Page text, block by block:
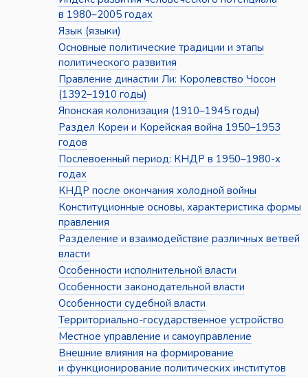
в 1980–2005 годах
Язык (языки)
Основные политические традиции и этапы
политического развития
Правление династии Ли: Королевство Чосон
(1392–1910 годы)
Японская колонизация (1910–1945 годы)
Раздел Кореи и Корейская война 1950–1953
годов
Послевоенный период: КНДР в 1950–1980-х
годах
КНДР после окончания холодной войны
Конституционные основы, характеристика формы
правления
Разделение и взаимодействие различных ветвей
власти
Особенности исполнительной власти
Особенности законодательной власти
Особенности судебной власти
Территориально-государственное устройство
Местное управление и самоуправление
Внешние влияния на формирование
и функционирование политических институтов